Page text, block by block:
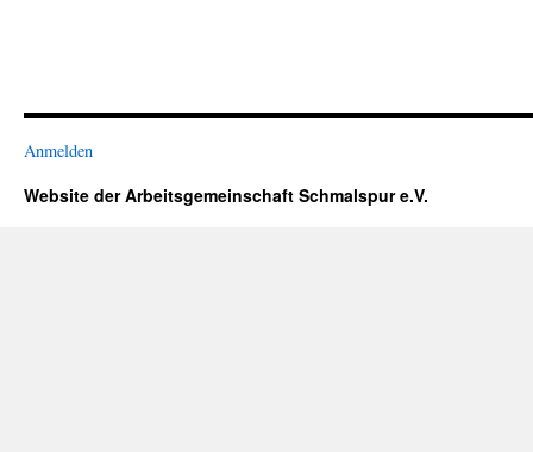
Anmelden
Website der Arbeitsgemeinschaft Schmalspur e.V.